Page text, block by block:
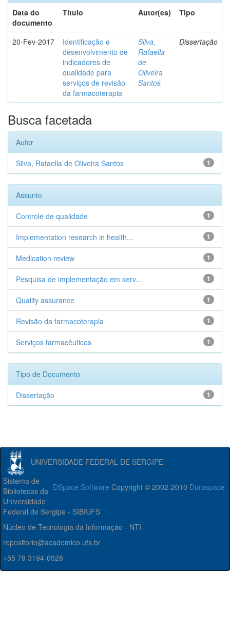
Data do
documento
Título Autor(es) Tipo
20-Fev-2017
Identificação e
desenvolvimento de
indicadores de
qualidade para
serviços de revisão
da farmacoterapia
Silva,
Rafaella
de
Oliveira
Santos
Dissertação
Busca facetada
Autor
1
Silva, Rafaella de Oliveira Santos
Assunto
1
Controle de qualidade
1
Implementation research in health...
1
Medication review
1
Pesquisa de implementação em serv...
1
Quality assurance
1
Revisão da farmacoterapia
1
Serviços farmacêuticos
Tipo de Documento
1
Dissertação
UNIVERSIDADE FEDERAL DE SERGIPE
DSpace Software Copyright © 2002-2010 Duraspace
Sistema de
Bibliotecas da
Universidade
Federal de Sergipe - SIBIUFS
Núcleo de Tecnologia da Informação - NTI
repositorio@academico.ufs.br
+55 79 3194-6528